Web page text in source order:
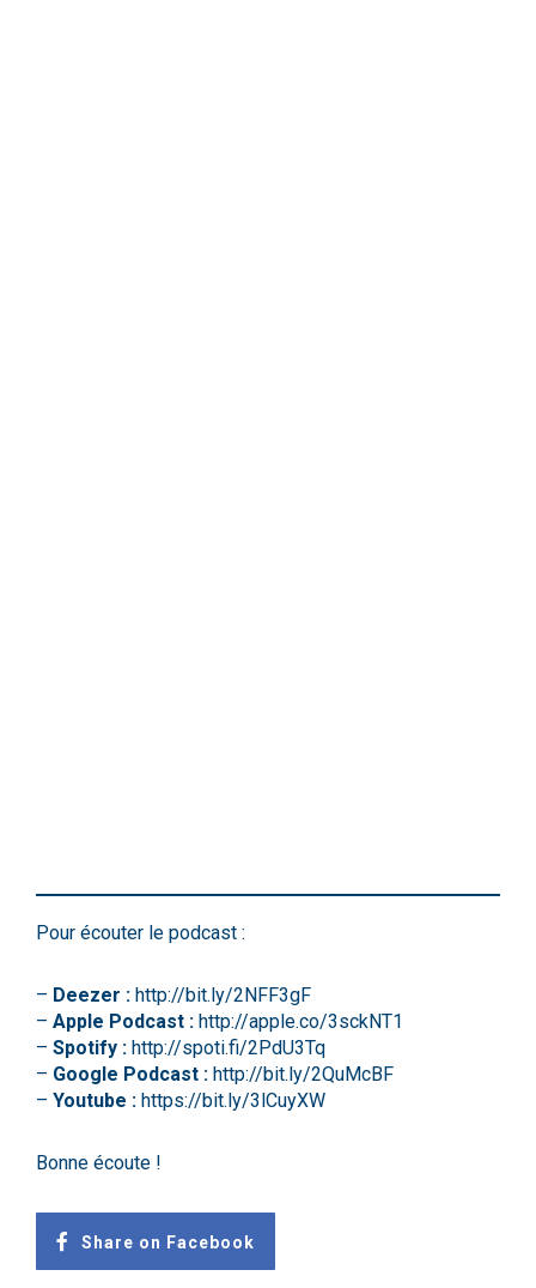
Pour écouter le podcast :
– Deezer : http://bit.ly/2NFF3gF
– Apple Podcast : http://apple.co/3sckNT1
– Spotify : http://spoti.fi/2PdU3Tq
– Google Podcast : http://bit.ly/2QuMcBF
– Youtube : https://bit.ly/3lCuyXW
Bonne écoute !
Share on Facebook